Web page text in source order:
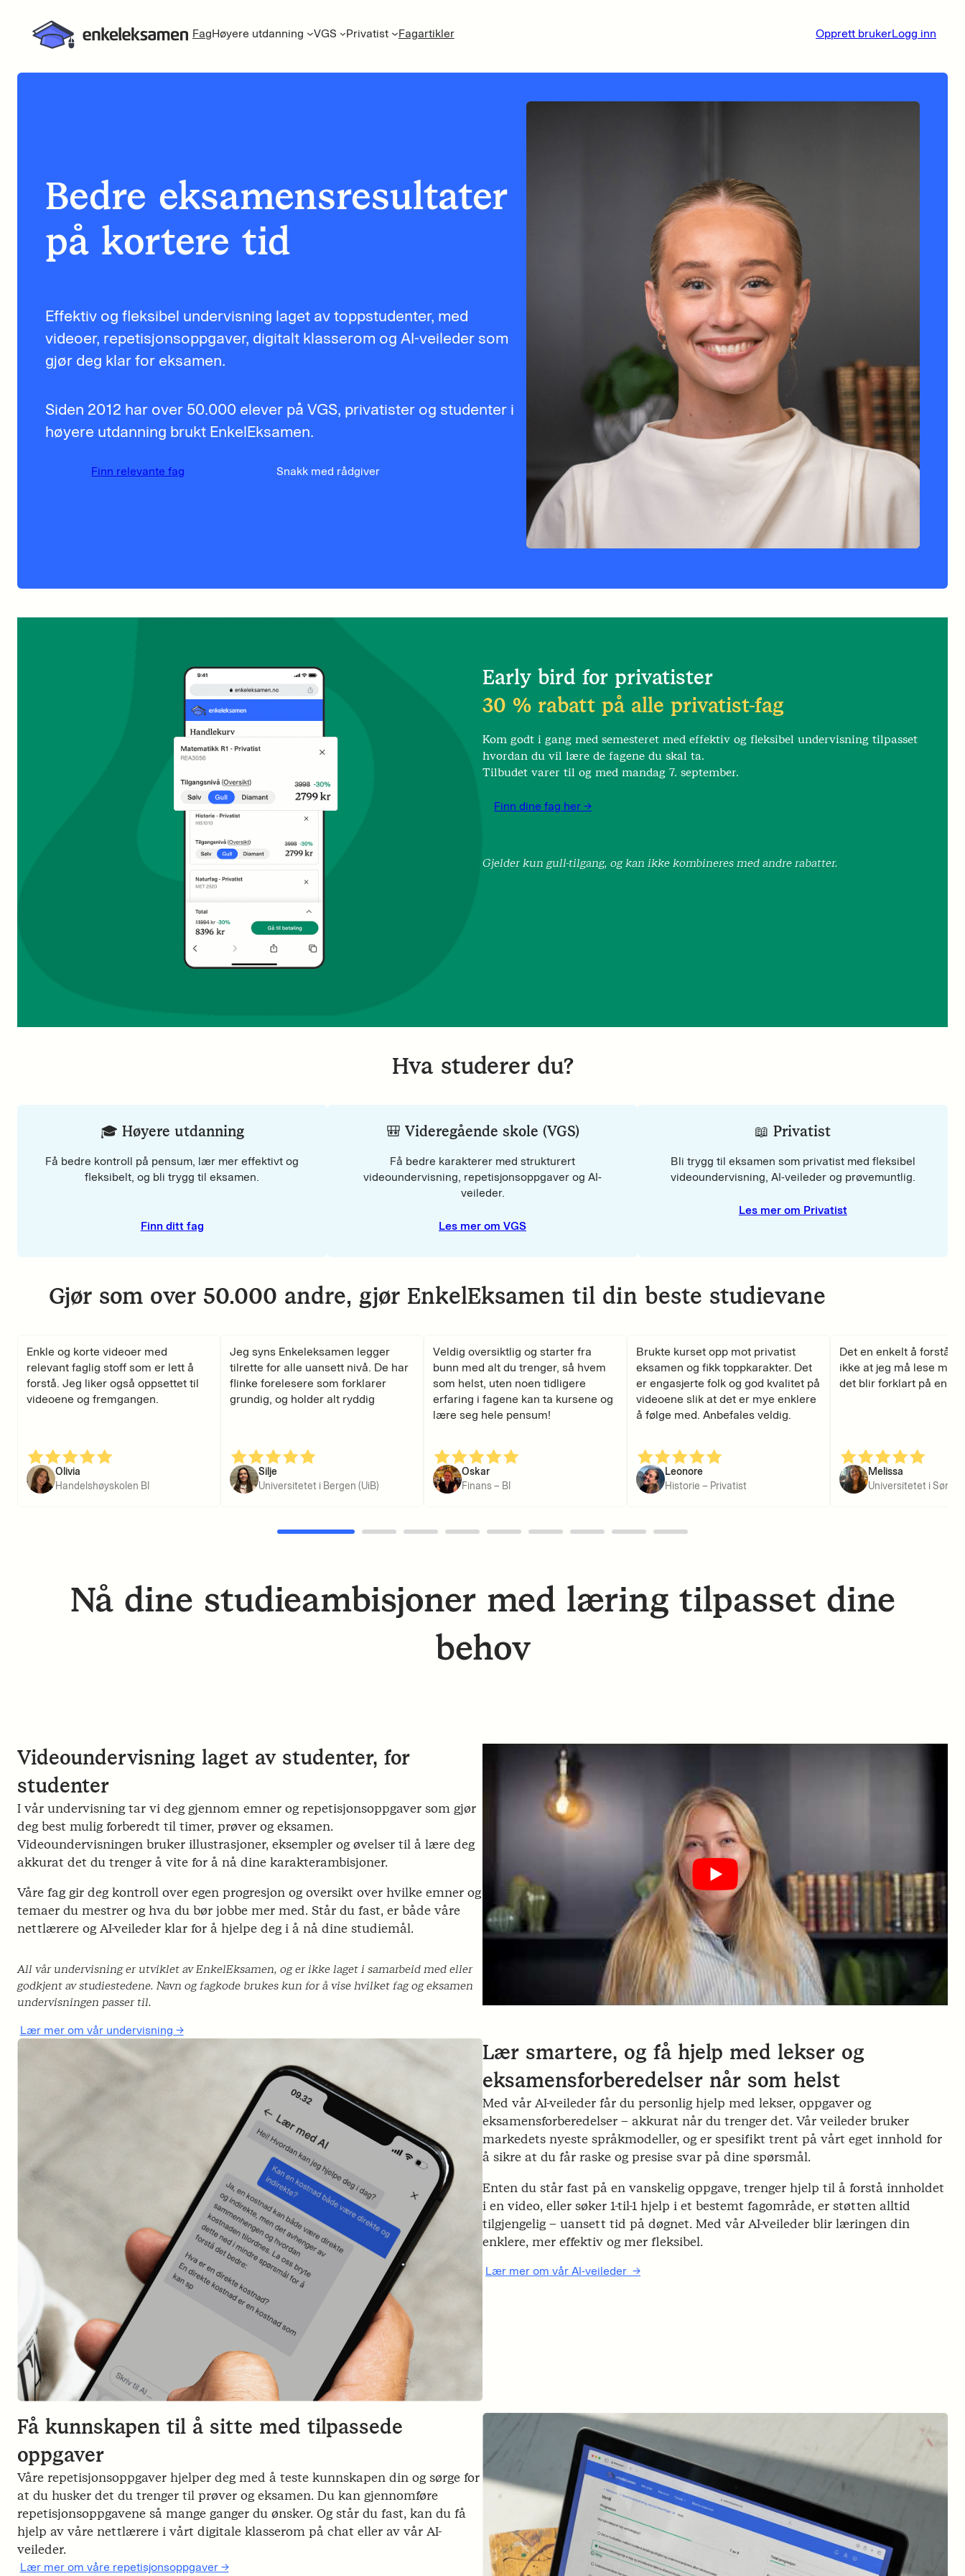
FagHøyere utdanning VGS Privatist Fagartikler Opprett brukerLogg inn
Bedre eksamensresultater
på kortere tid
Effektiv og fleksibel undervisning laget av toppstudenter, med
videoer, repetisjonsoppgaver, digitalt klasserom og AI-veileder som
gjør deg klar for eksamen.
Siden 2012 har over 50.000 elever på VGS, privatister og studenter i
høyere utdanning brukt EnkelEksamen.
Finn relevante fag Snakk med rådgiver
Early bird for privatister
30 % rabatt på alle privatist-fag
Kom godt i gang med semesteret med effektiv og fleksibel undervisning tilpasset
hvordan du vil lære de fagene du skal ta.
Tilbudet varer til og med mandag 7. september.
Finn dine fag her ->
Gjelder kun gull-tilgang, og kan ikke kombineres med andre rabatter.
Hva studerer du?
🎓 Høyere utdanning
Få bedre kontroll på pensum, lær mer effektivt og
fleksibelt, og bli trygg til eksamen.
Finn ditt fag
🎒 Videregående skole (VGS)
Få bedre karakterer med strukturert
videoundervisning, repetisjonsoppgaver og AI-
veileder.
Les mer om VGS
📖 Privatist
Bli trygg til eksamen som privatist med fleksibel
videoundervisning, AI-veileder og prøvemuntlig.
Les mer om Privatist
Gjør som over 50.000 andre, gjør EnkelEksamen til din beste studievane
Enkle og korte videoer med
relevant faglig stoff som er lett å
forstå. Jeg liker også oppsettet til
videoene og fremgangen.
Olivia
Handelshøyskolen BI
Jeg syns Enkeleksamen legger
tilrette for alle uansett nivå. De har
flinke forelesere som forklarer
grundig, og holder alt ryddig
Silje
Universitetet i Bergen (UiB)
Veldig oversiktlig og starter fra
bunn med alt du trenger, så hvem
som helst, uten noen tidligere
erfaring i fagene kan ta kursene og
lære seg hele pensum!
Oskar
Finans – BI
Brukte kurset opp mot privatist
eksamen og fikk toppkarakter. Det
er engasjerte folk og god kvalitet på
videoene slik at det er mye enklere
å følge med. Anbefales veldig.
Leonore
Historie – Privatist
Det en enkelt å forstå
ikke at jeg må lese mye
det blir forklart på en lett
Melissa
Nå dine studieambisjoner med læring tilpasset dine
behov
Videoundervisning laget av studenter, for
studenter
I vår undervisning tar vi deg gjennom emner og repetisjonsoppgaver som gjør
deg best mulig forberedt til timer, prøver og eksamen.
Videoundervisningen bruker illustrasjoner, eksempler og øvelser til å lære deg
akkurat det du trenger å vite for å nå dine karakterambisjoner.
Våre fag gir deg kontroll over egen progresjon og oversikt over hvilke emner og
temaer du mestrer og hva du bør jobbe mer med. Står du fast, er både våre
nettlærere og AI-veileder klar for å hjelpe deg i å nå dine studiemål.
All vår undervisning er utviklet av EnkelEksamen, og er ikke laget i samarbeid med eller
godkjent av studiestedene. Navn og fagkode brukes kun for å vise hvilket fag og eksamen
undervisningen passer til.
Lær mer om vår undervisning ->
Lær smartere, og få hjelp med lekser og
eksamensforberedelser når som helst
Med vår AI-veileder får du personlig hjelp med lekser, oppgaver og
eksamensforberedelser – akkurat når du trenger det. Vår veileder bruker
markedets nyeste språkmodeller, og er spesifikt trent på vårt eget innhold for
å sikre at du får raske og presise svar på dine spørsmål.
Enten du står fast på en vanskelig oppgave, trenger hjelp til å forstå innholdet
i en video, eller søker 1-til-1 hjelp i et bestemt fagområde, er støtten alltid
tilgjengelig – uansett tid på døgnet. Med vår AI-veileder blir læringen din
enklere, mer effektiv og mer fleksibel.
Lær mer om vår AI-veileder ->
Få kunnskapen til å sitte med tilpassede
oppgaver
Våre repetisjonsoppgaver hjelper deg med å teste kunnskapen din og sørge for
at du husker det du trenger til prøver og eksamen. Du kan gjennomføre
repetisjonsoppgavene så mange ganger du ønsker. Og står du fast, kan du få
hjelp av våre nettlærere i vårt digitale klasserom på chat eller av vår AI-
veileder.
Lær mer om våre repetisjonsoppgaver ->